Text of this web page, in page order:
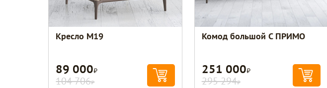
Кресло M19
89 000Р
104 706Р
Комод большой C ПРИМО
251 000Р
295 294Р